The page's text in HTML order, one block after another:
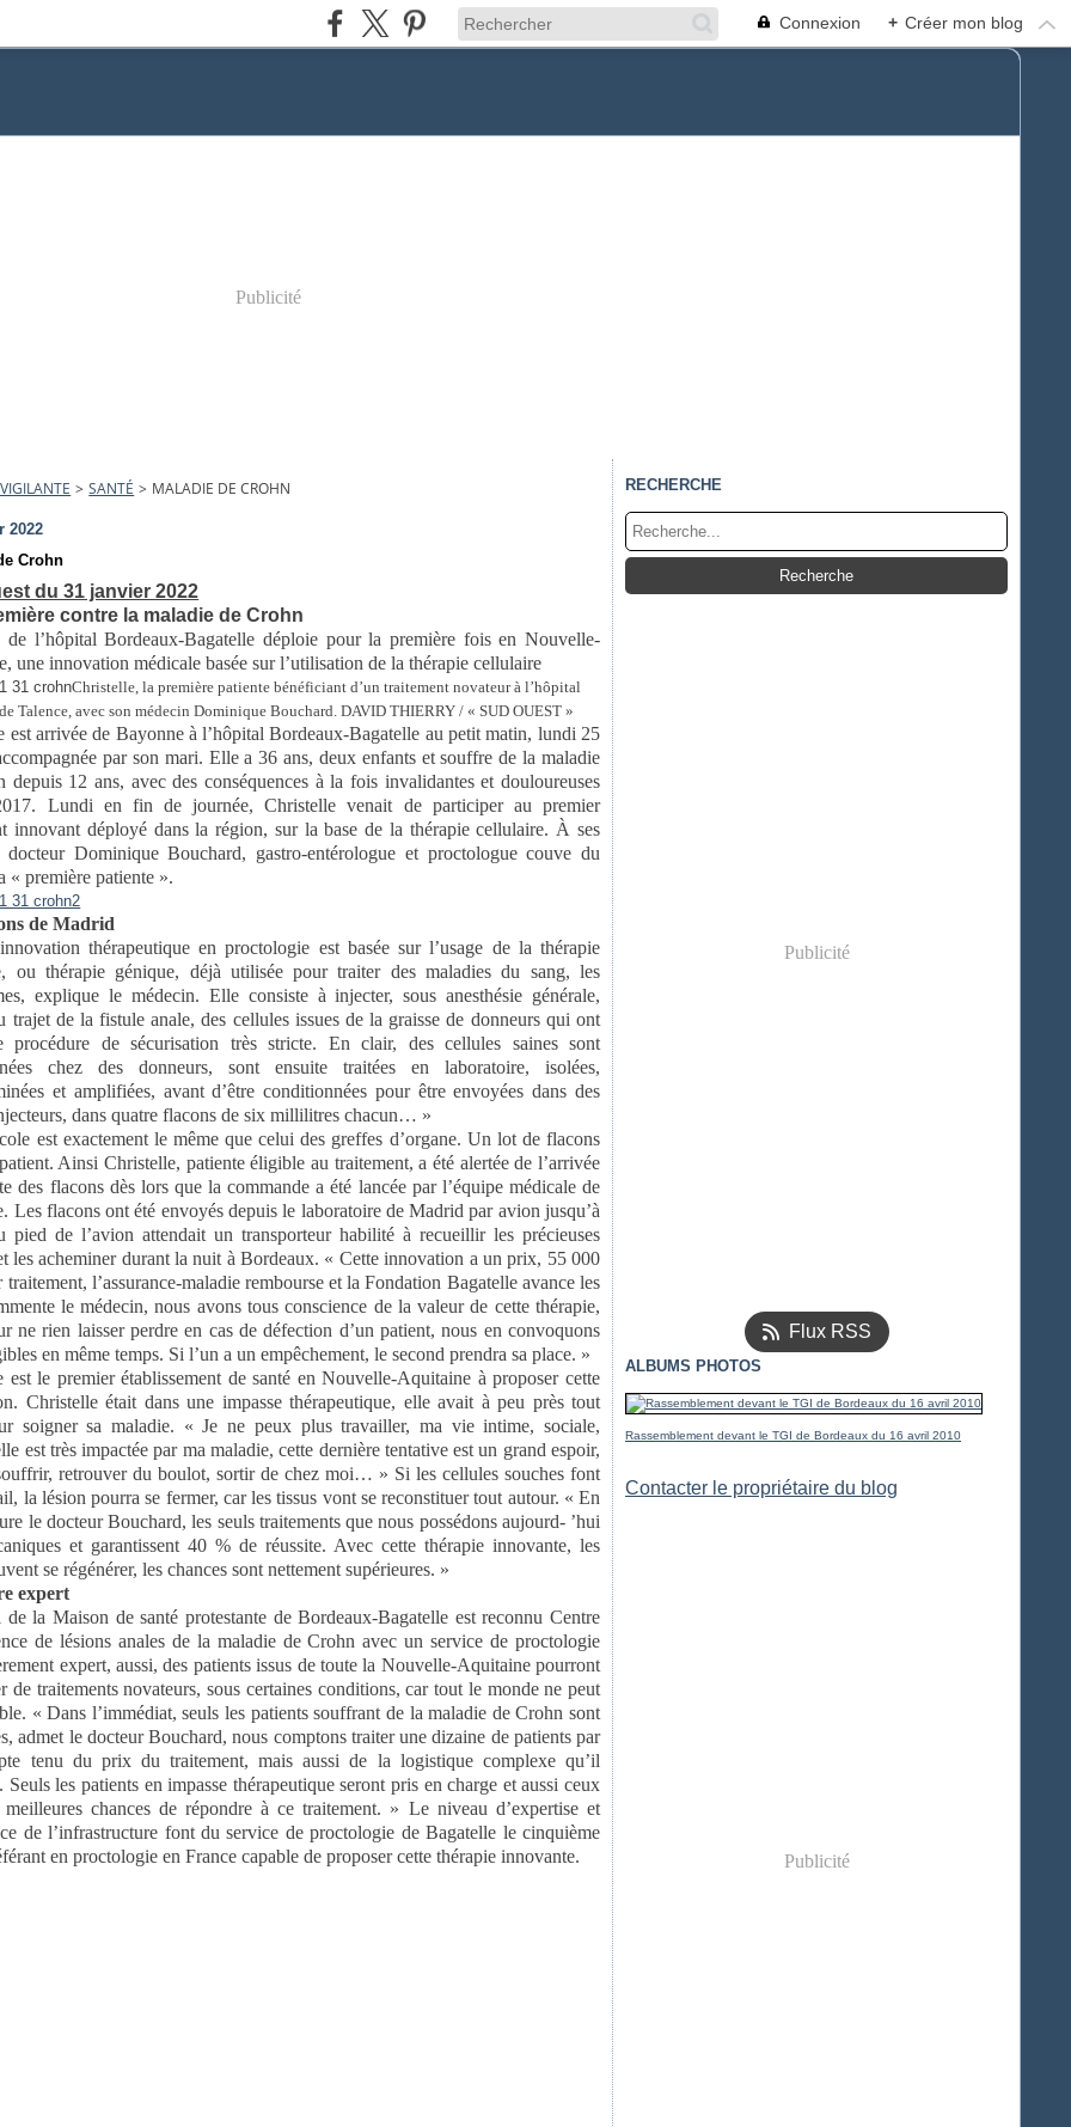
Connexion + Créer mon blog
Publicité
> SANTÉ > MALADIE DE CROHN
2022
Crohn
du 31 janvier 2022
contre la maladie de Crohn
de l’hôpital Bordeaux-Bagatelle déploie pour la première fois en Nouvelle-
une innovation médicale basée sur l’utilisation de la thérapie cellulaire
Christelle, la première patiente bénéficiant d’un traitement novateur à l’hôpital
Talence, avec son médecin Dominique Bouchard. DAVID THIERRY / « SUD OUEST »
est arrivée de Bayonne à l’hôpital Bordeaux-Bagatelle au petit matin, lundi 25
par son mari. Elle a 36 ans, deux enfants et souffre de la maladie
depuis 12 ans, avec des conséquences à la fois invalidantes et douloureuses
Lundi en fin de journée, Christelle venait de participer au premier
innovant déployé dans la région, sur la base de la thérapie cellulaire. À ses
docteur Dominique Bouchard, gastro-entérologue et proctologue couve du
« première patiente ».
de Madrid
thérapeutique en proctologie est basée sur l’usage de la thérapie
ou thérapie génique, déjà utilisée pour traiter des maladies du sang, les
explique le médecin. Elle consiste à injecter, sous anesthésie générale,
trajet de la fistule anale, des cellules issues de la graisse de donneurs qui ont
procédure de sécurisation très stricte. En clair, des cellules saines sont
chez des donneurs, sont ensuite traitées en laboratoire, isolées,
et amplifiées, avant d’être conditionnées pour être envoyées dans des
dans quatre flacons de six millilitres chacun… »
est exactement le même que celui des greffes d’organe. Un lot de flacons
Ainsi Christelle, patiente éligible au traitement, a été alertée de l’arrivée
des flacons dès lors que la commande a été lancée par l’équipe médicale de
Les flacons ont été envoyés depuis le laboratoire de Madrid par avion jusqu’à
pied de l’avion attendait un transporteur habilité à recueillir les précieuses
les acheminer durant la nuit à Bordeaux. « Cette innovation a un prix, 55 000
traitement, l’assurance-maladie rembourse et la Fondation Bagatelle avance les
le médecin, nous avons tous conscience de la valeur de cette thérapie,
ne rien laisser perdre en cas de défection d’un patient, nous en convoquons
en même temps. Si l’un a un empêchement, le second prendra sa place. »
est le premier établissement de santé en Nouvelle-Aquitaine à proposer cette
Christelle était dans une impasse thérapeutique, elle avait à peu près tout
soigner sa maladie. « Je ne peux plus travailler, ma vie intime, sociale,
est très impactée par ma maladie, cette dernière tentative est un grand espoir,
retrouver du boulot, sortir de chez moi… » Si les cellules souches font
la lésion pourra se fermer, car les tissus vont se reconstituer tout autour. « En
le docteur Bouchard, les seuls traitements que nous possédons aujourd- ’hui
et garantissent 40 % de réussite. Avec cette thérapie innovante, les
se régénérer, les chances sont nettement supérieures. »
expert
de la Maison de santé protestante de Bordeaux-Bagatelle est reconnu Centre
de lésions anales de la maladie de Crohn avec un service de proctologie
expert, aussi, des patients issus de toute la Nouvelle-Aquitaine pourront
de traitements novateurs, sous certaines conditions, car tout le monde ne peut
« Dans l’immédiat, seuls les patients souffrant de la maladie de Crohn sont
admet le docteur Bouchard, nous comptons traiter une dizaine de patients par
tenu du prix du traitement, mais aussi de la logistique complexe qu’il
Seuls les patients en impasse thérapeutique seront pris en charge et aussi ceux
chances de répondre à ce traitement. » Le niveau d’expertise et
de l’infrastructure font du service de proctologie de Bagatelle le cinquième
en proctologie en France capable de proposer cette thérapie innovante.
RECHERCHE
Publicité
Flux RSS
ALBUMS PHOTOS
Rassemblement devant le TGI de Bordeaux du 16 avril 2010
Contacter le propriétaire du blog
Publicité